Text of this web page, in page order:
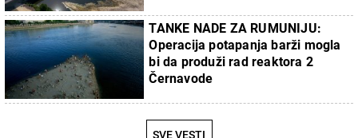
TANKE NADE ZA RUMUNIJU:
Operacija potapanja barži mogla
bi da produži rad reaktora 2
Černavode
SVE VESTI